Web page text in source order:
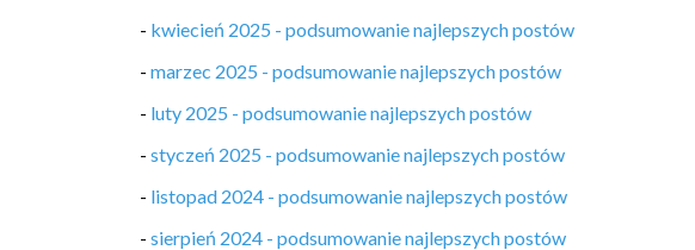
- kwiecień 2025 - podsumowanie najlepszych postów
- marzec 2025 - podsumowanie najlepszych postów
- luty 2025 - podsumowanie najlepszych postów
- styczeń 2025 - podsumowanie najlepszych postów
- listopad 2024 - podsumowanie najlepszych postów
- sierpień 2024 - podsumowanie najlepszych postów